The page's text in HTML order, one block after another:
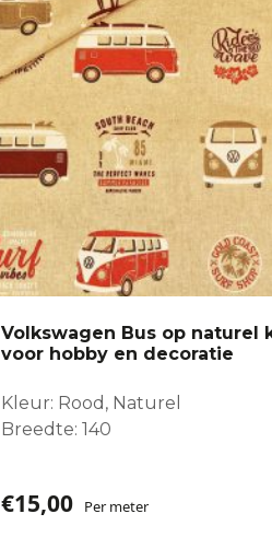
Volkswagen Bus op naturel
voor hobby en decoratie
Kleur: Rood, Naturel
Breedte: 140
€15,00 Per meter